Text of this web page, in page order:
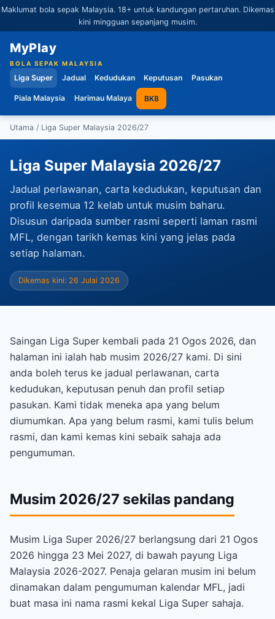
Maklumat bola sepak Malaysia. 18+ untuk kandungan pertaruhan. Dikemas
kini mingguan sepanjang musim.
MyPlay
BOLA SEPAK MALAYSIA
Liga Super Jadual Kedudukan Keputusan Pasukan
Piala Malaysia Harimau Malaya BK8
Utama / Liga Super Malaysia 2026/27
Liga Super Malaysia 2026/27
Jadual perlawanan, carta kedudukan, keputusan dan
profil kesemua 12 kelab untuk musim baharu.
Disusun daripada sumber rasmi seperti laman rasmi
MFL, dengan tarikh kemas kini yang jelas pada
setiap halaman.
Dikemas kini: 26 Julai 2026
Saingan Liga Super kembali pada 21 Ogos 2026, dan
halaman ini ialah hab musim 2026/27 kami. Di sini
anda boleh terus ke jadual perlawanan, carta
kedudukan, keputusan penuh dan profil setiap
pasukan. Kami tidak meneka apa yang belum
diumumkan. Apa yang belum rasmi, kami tulis belum
rasmi, dan kami kemas kini sebaik sahaja ada
pengumuman.
Musim 2026/27 sekilas pandang
Musim Liga Super 2026/27 berlangsung dari 21 Ogos
2026 hingga 23 Mei 2027, di bawah payung Liga
Malaysia 2026-2027. Penaja gelaran musim ini belum
dinamakan dalam pengumuman kalendar MFL, jadi
buat masa ini nama rasmi kekal Liga Super sahaja.